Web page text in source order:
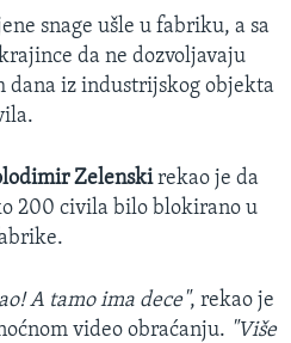
snage ušle u fabriku, a sa
da ne dozvoljavaju
dana iz industrijskog objekta
Zelenskirekao je da
200 civila bilo blokirano u
A tamo ima dece", rekao je
video obraćanju. "Više